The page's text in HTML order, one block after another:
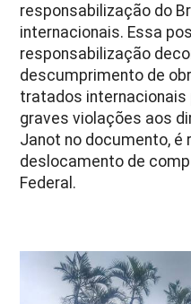
responsabilização do
internacionais. Essa
responsabilização
descumprimento de
tratados internacionais
graves violações aos
Janot no documento, é
deslocamento de
Federal.